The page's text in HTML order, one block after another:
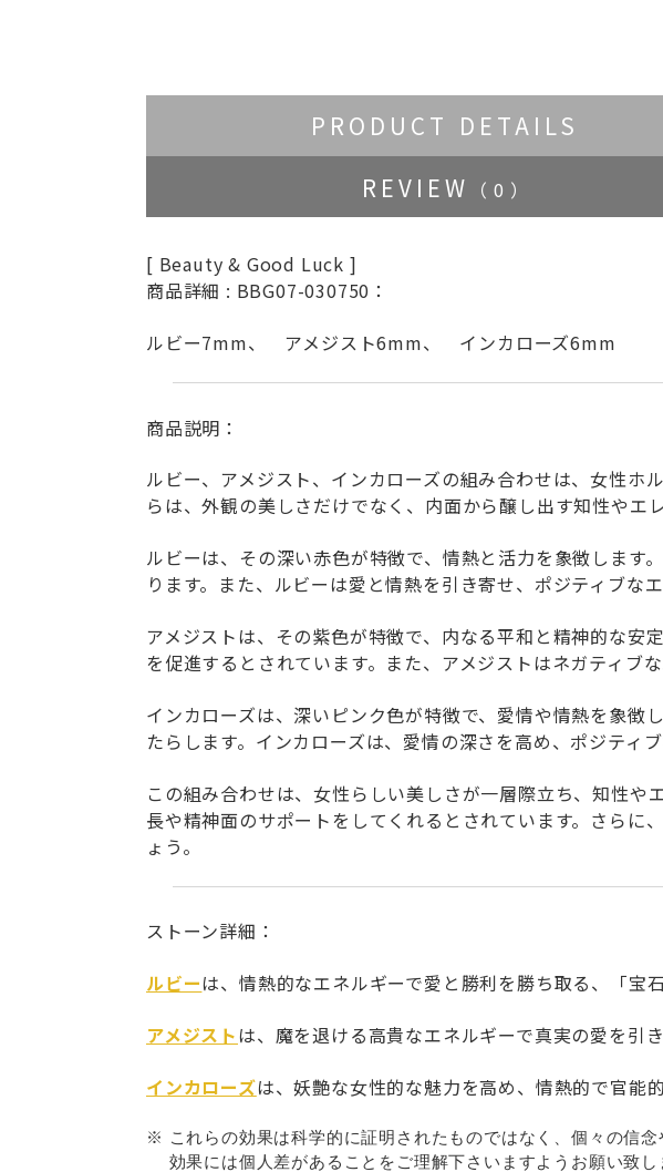
PRODUCT DETAILS
REVIEW
（ 0 ）
[ Beauty & Good Luck ]
商品詳細 : BBG07-030750：
ルビー7mm、 アメジスト6mm、 インカローズ6mm
商品説明：
ルビー、アメジスト、インカローズの組み合わせは、女性
らは、外観の美しさだけでなく、内面から醸し出す知性やエ
ルビーは、その深い赤色が特徴で、情熱と活力を象徴します
ります。また、ルビーは愛と情熱を引き寄せ、ポジティブな
アメジストは、その紫色が特徴で、内なる平和と精神的な安
を促進するとされています。また、アメジストはネガティブ
インカローズは、深いピンク色が特徴で、愛情や情熱を象徴
たらします。インカローズは、愛情の深さを高め、ポジティ
この組み合わせは、女性らしい美しさが一層際立ち、知性
長や精神面のサポートをしてくれるとされています。さらに
ょう。
ストーン詳細：
ルビーは、情熱的なエネルギーで愛と勝利を勝ち取る、「宝
アメジストは、魔を退ける高貴なエネルギーで真実の愛を引
インカローズは、妖艶な女性的な魅力を高め、情熱的で官能
※ これらの効果は科学的に証明されたものではなく、個々の信念
効果には個人差があることをご理解下さいますようお願い致し